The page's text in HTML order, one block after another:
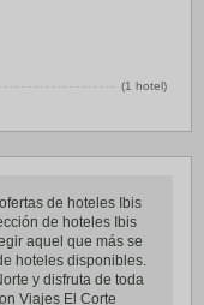
(1 hotel)
de hoteles Ibis
de hoteles Ibis
aquel que más se
hoteles disponibles.
y disfruta de toda
Viajes El Corte